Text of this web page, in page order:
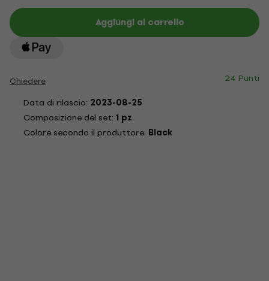
Aggiungi al carrello
Chiedere
24 Punti
Data di rilascio: 2023-08-25
Composizione del set: 1 pz
Colore secondo il produttore: Black